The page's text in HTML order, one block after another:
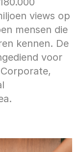
views op
mensen die
kennen. De
voor